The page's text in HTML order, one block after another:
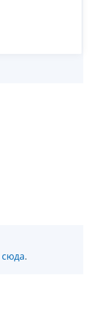
сюда.